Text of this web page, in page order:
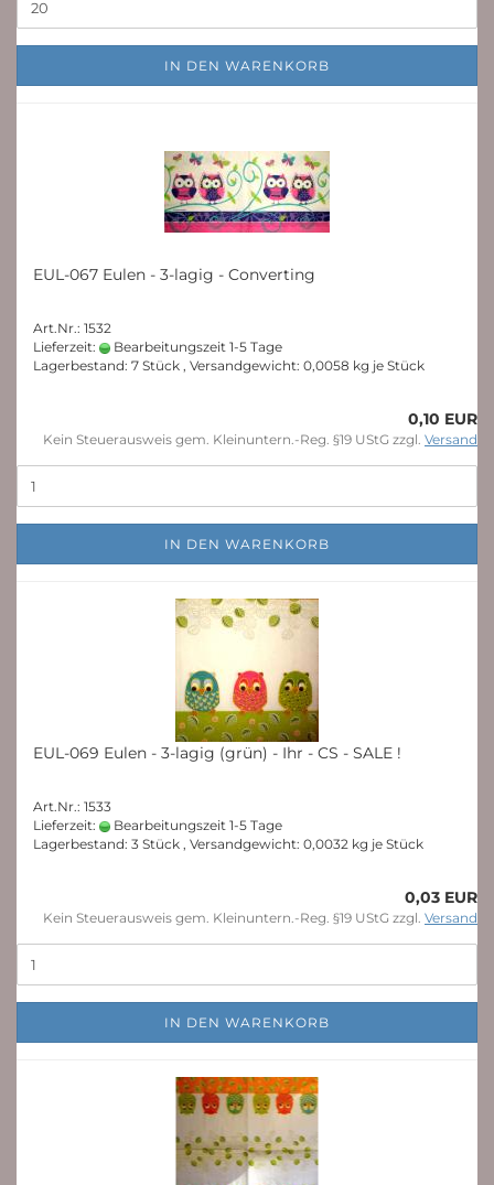
IN DEN WARENKORB
EUL-067 Eulen - 3-lagig - Converting
Art.Nr.: 1532
Lieferzeit:
Bearbeitungszeit 1-5 Tage
Lagerbestand: 7 Stück , Versandgewicht: 0,0058 kg je Stück
0,10 EUR
Kein Steuerausweis gem. Kleinuntern.-Reg. §19 UStG zzgl. Versand
IN DEN WARENKORB
EUL-069 Eulen - 3-lagig (grün) - Ihr - CS - SALE !
Art.Nr.: 1533
Lieferzeit:
Bearbeitungszeit 1-5 Tage
Lagerbestand: 3 Stück , Versandgewicht: 0,0032 kg je Stück
0,03 EUR
Kein Steuerausweis gem. Kleinuntern.-Reg. §19 UStG zzgl. Versand
IN DEN WARENKORB